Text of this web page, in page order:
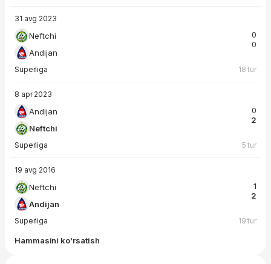
31 avg 2023
Neftchi
Andijan
0
0
Superliga 18 tur
8 apr 2023
Andijan
Neftchi
0
2
Superliga 5 tur
19 avg 2016
Neftchi
Andijan
1
2
Superliga 19 tur
Hammasini ko'rsatish